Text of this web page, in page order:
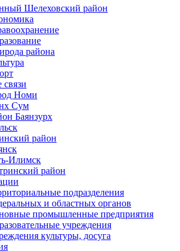
Шелеховский район
района
Номи
Сум
Баянзурх
район
Илимск
район
подразделения
и областных органов
промышленные предприятия
учреждения
культуры, досуга